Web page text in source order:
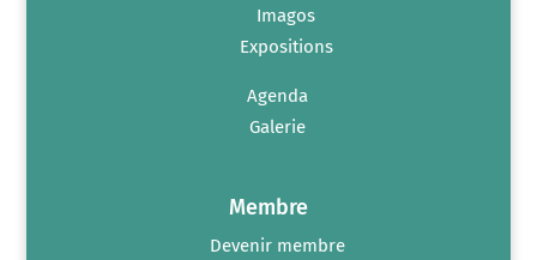
Imagos
Expositions
Agenda
Galerie
Membre
Devenir membre